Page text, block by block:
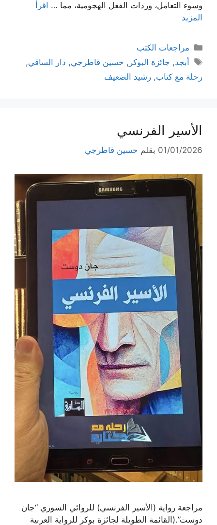
وسوء التعامل، وردات الفعل الهجومية، مما … اقرأ
المزيد
التصنيفات
مراجعات الكتب
الوسوم
أبجد, جائزة البوكر , حسين قاطرجي, دار الساقي,
رحلة مع كتاب, رشيد الضعيف
الأسير الفرنسي
01/01/2026 بقلم حسين قاطرجي
مراجعة رواية (الأسير الفرنسي) للروائي السوري “جان
دوست”.(القائمة الطويلة لجائزة بوكر للرواية العربية